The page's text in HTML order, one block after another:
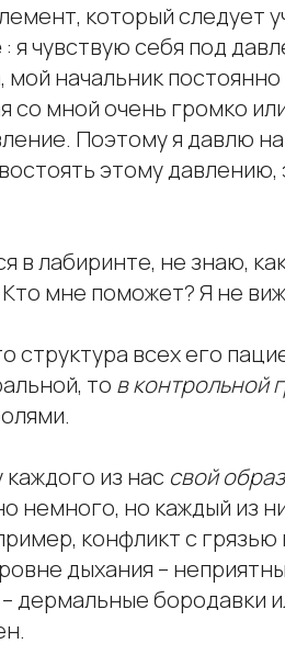
который следует
: я чувствую себя под
начальник
со мной очень громко
Поэтому я давлю
этому давлению,
в лабиринте, не знаю,
мне поможет? Я не
структура всех его
то в контрольной
из нас свой
немного, но каждый из
конфликт с
дыхания –
дермальные бородавки